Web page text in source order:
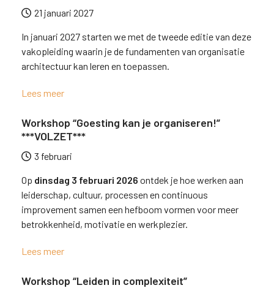
21 januari 2027
In januari 2027 starten we met de tweede editie van deze
vakopleiding waarin je de fundamenten van organisatie
architectuur kan leren en toepassen.
Lees meer
Workshop “Goesting kan je organiseren!”
***VOLZET***
3 februari
Op dinsdag 3 februari 2026 ontdek je hoe werken aan
leiderschap, cultuur, processen en continuous
improvement samen een hefboom vormen voor meer
betrokkenheid, motivatie en werkplezier.
Lees meer
Workshop “Leiden in complexiteit”